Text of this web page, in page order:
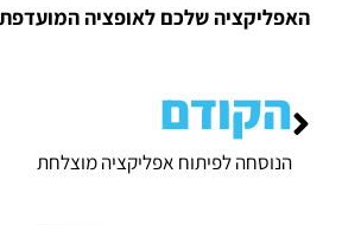
האפליקציה שלכם לאופציה
הקודם
הנוסחה לפיתוח אפליקציה מוצלחת